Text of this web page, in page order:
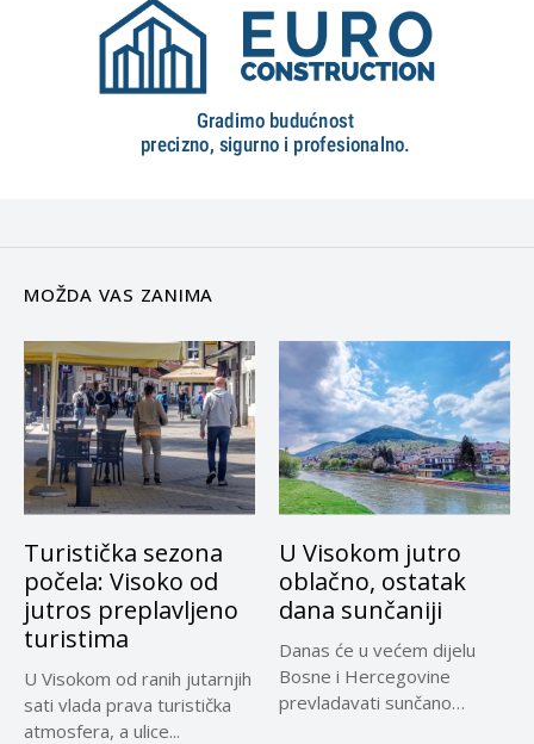
MOŽDA VAS ZANIMA
Turistička sezona
počela: Visoko od
jutros preplavljeno
turistima
U Visokom od ranih jutarnjih
sati vlada prava turistička
atmosfera, a ulice...
U Visokom jutro
oblačno, ostatak
dana sunčaniji
Danas će u većem dijelu
Bosne i Hercegovine
prevladavati sunčano